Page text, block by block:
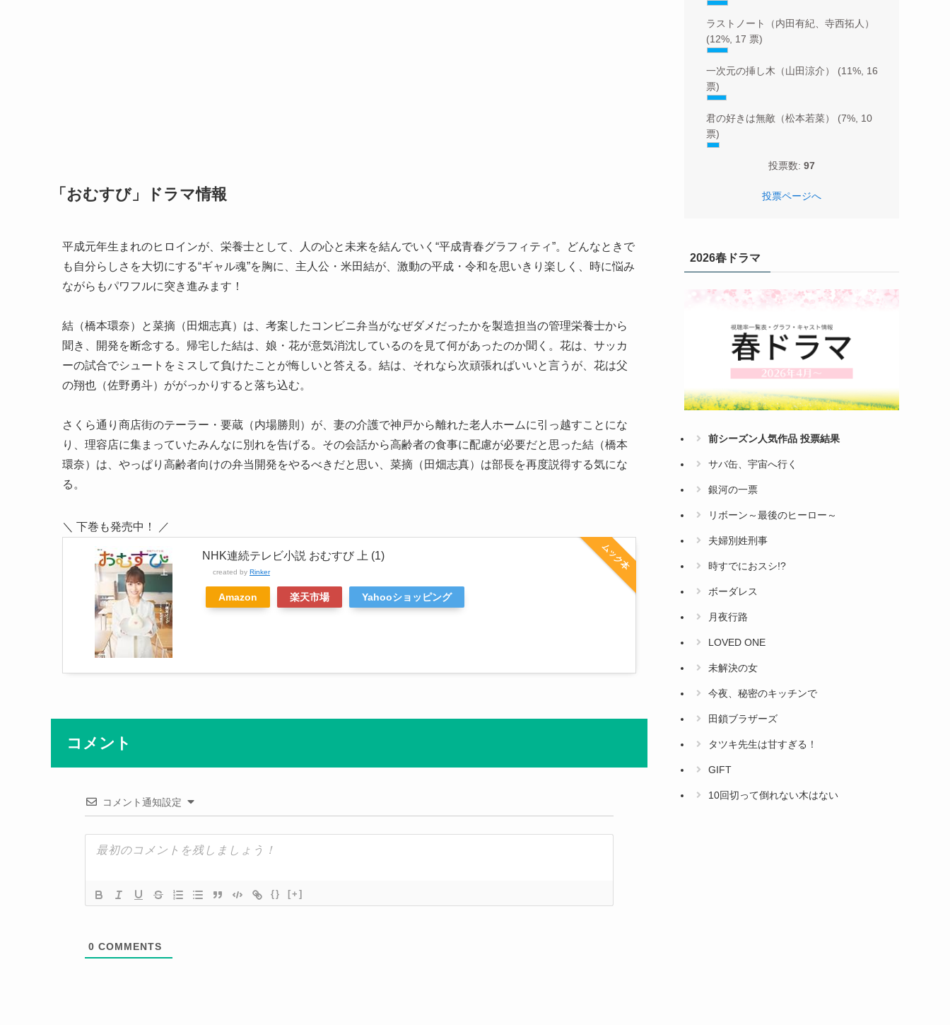
「おむすび」ドラマ情報
平成元年生まれのヒロインが、栄養士として、人の心と未来を結んでいく“平成青春グラフィティ”。どんなときで
も自分らしさを大切にする“ギャル魂”を胸に、主人公・米田結が、激動の平成・令和を思いきり楽しく、時に悩み
ながらもパワフルに突き進みます！
結（橋本環奈）と菜摘（田畑志真）は、考案したコンビニ弁当がなぜダメだったかを製造担当の管理栄養士から
聞き、開発を断念する。帰宅した結は、娘・花が意気消沈しているのを見て何があったのか聞く。花は、サッカ
ーの試合でシュートをミスして負けたことが悔しいと答える。結は、それなら次頑張ればいいと言うが、花は父
の翔也（佐野勇斗）ががっかりすると落ち込む。
さくら通り商店街のテーラー・要蔵（内場勝則）が、妻の介護で神戸から離れた老人ホームに引っ越すことにな
り、理容店に集まっていたみんなに別れを告げる。その会話から高齢者の食事に配慮が必要だと思った結（橋本
環奈）は、やっぱり高齢者向けの弁当開発をやるべきだと思い、菜摘（田畑志真）は部長を再度説得する気にな
る。
＼ 下巻も発売中！ ／
NHK連続テレビ小説 おむすび 上 (1)
created by Rinker
Amazon 楽天市場 Yahooショッピング
ムック本
コメント
コメント通知設定
{} [+]
0 COMMENTS
ラストノート（内田有紀、寺西拓人）
(12%, 17 票)
一次元の挿し木（山田涼介） (11%, 16
票)
君の好きは無敵（松本若菜） (7%, 10
票)
投票数: 97
投票ページへ
2026春ドラマ
前シーズン人気作品 投票結果
サバ缶、宇宙へ行く
銀河の一票
リボーン～最後のヒーロー～
夫婦別姓刑事
時すでにおスシ!?
ボーダレス
月夜行路
LOVED ONE
未解決の女
今夜、秘密のキッチンで
田鎖ブラザーズ
タツキ先生は甘すぎる！
GIFT
10回切って倒れない木はない